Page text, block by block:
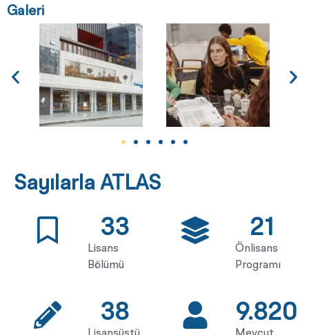
Galeri
Sayılarla ATLAS
Lisans
Bölümü
33
Önlisans
Programı
21
38 9.820